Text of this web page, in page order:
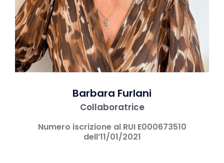
Barbara Furlani
Collaboratrice
Numero iscrizione al RUI E000673510
dell’11/01/2021